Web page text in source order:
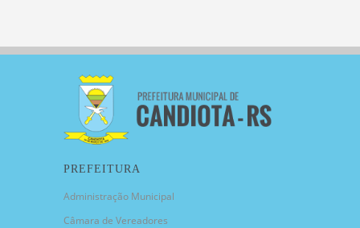
PREFEITURA
Administração Municipal
Câmara de Vereadores